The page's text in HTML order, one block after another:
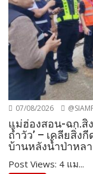
07/08/2026
แม่ฮ่องสอน-ฉก.สิ
ถ้ำวัว’ – เคลียสิ่ง
บ้านหลังน้ำป่าหล
Post Views: 4 แม...